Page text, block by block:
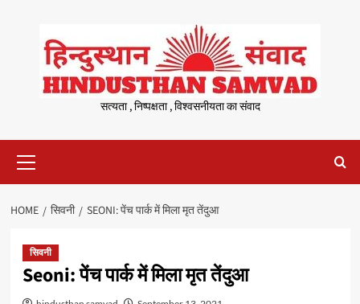
content
सत्यता , निष्पक्षता , विश्वसनीयता का संवाद
Menu
HOME सिवनी SEONI: पेंच पार्क में मिला मृत तेंदुआ
सिवनी
Seoni: पेंच पार्क में मिला मृत तेंदुआ